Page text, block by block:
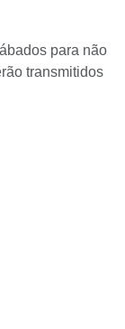
para não
transmitidos